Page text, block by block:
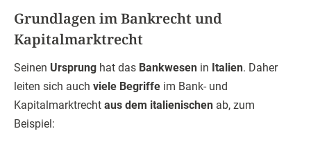
Grundlagen im Bankrecht und
Kapitalmarktrecht
Seinen Ursprung hat das Bankwesen in Italien. Daher
leiten sich auch viele Begriffe im Bank- und
Kapitalmarktrecht aus dem italienischen ab, zum
Beispiel: